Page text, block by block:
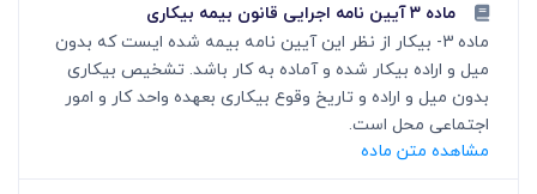
ماده ۳ آیین نامه اجرایی قانون بیمه بیکاری
ماده 3- بیکار از نظر این آیین نامه بیمه شده ایست که بدون
میل و اراده بیکار شده و آماده به کار باشد. تشخیص بیکاری
بدون میل و اراده و تاریخ وقوع بیکاری بعهده واحد کار و امور
اجتماعی محل است.
مشاهده متن ماده